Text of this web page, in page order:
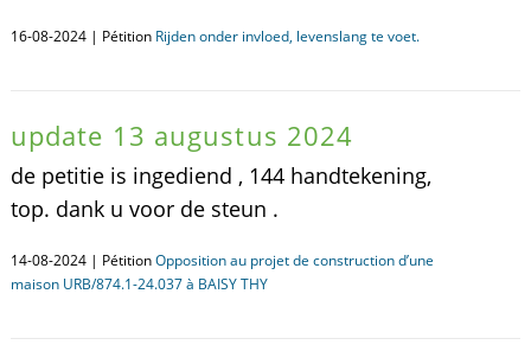
16-08-2024 | Pétition Rijden onder invloed, levenslang te voet.
update 13 augustus 2024
de petitie is ingediend , 144 handtekening,
top. dank u voor de steun .
14-08-2024 | PétitionOpposition au projet de construction d’une
maison URB/874.1-24.037 à BAISY THY